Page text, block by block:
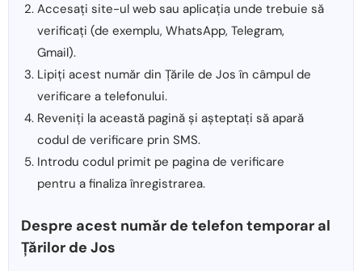
Accesați site-ul web sau aplicația unde trebuie să
verificați (de exemplu, WhatsApp, Telegram,
Gmail).
Lipiți acest număr din Țările de Jos în câmpul de
verificare a telefonului.
Reveniți la această pagină și așteptați să apară
codul de verificare prin SMS.
Introdu codul primit pe pagina de verificare
pentru a finaliza înregistrarea.
Despre acest număr de telefon temporar al
Țărilor de Jos